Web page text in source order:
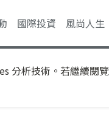
國際投資 風尚人生
分析技術。若繼續閱